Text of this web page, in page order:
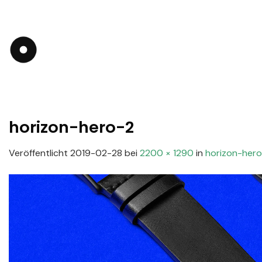
springen
horizon-hero-2
Veröffentlicht 2019-02-28 bei 2200 × 1290 in horizon-